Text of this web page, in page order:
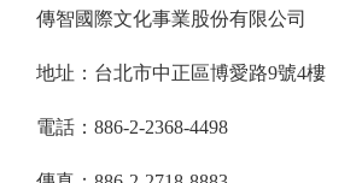
傳智國際文化事業股份有限公司
地址：台北市中正區博愛路9號4樓
電話：886-2-2368-4498